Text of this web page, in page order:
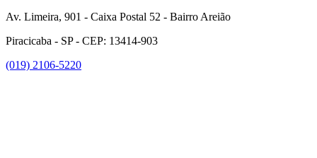
Av. Limeira, 901 - Caixa Postal 52 - Bairro Areião
Piracicaba - SP - CEP: 13414-903
(019) 2106-5220